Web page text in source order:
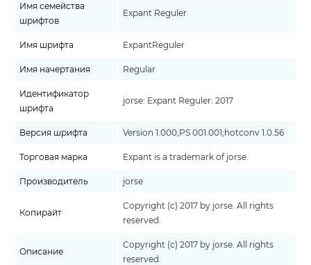
Имя семейства
шрифтов
Expant Reguler
Имя шрифта ExpantReguler
Имя начертания Regular
Идентификатор
шрифта
jorse: Expant Reguler: 2017
Версия шрифта Version 1.000;PS 001.001;hotconv 1.0.56
Торговая марка Expant is a trademark of jorse.
Производитель jorse
Копирайт
Copyright (c) 2017 by jorse. All rights
reserved.
Описание
Copyright (c) 2017 by jorse. All rights
reserved.